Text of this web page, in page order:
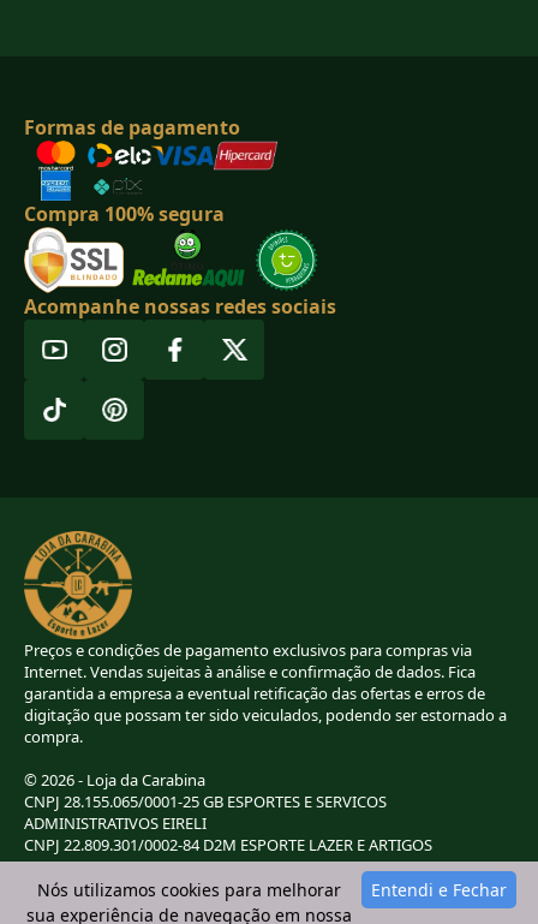
Formas de pagamento
Compra 100% segura
Acompanhe nossas redes sociais
Preços e condições de pagamento exclusivos para compras via
Internet. Vendas sujeitas à análise e confirmação de dados. Fica
garantida a empresa a eventual retificação das ofertas e erros de
digitação que possam ter sido veiculados, podendo ser estornado a
compra.
© 2026 - Loja da Carabina
CNPJ 28.155.065/0001-25 GB ESPORTES E SERVICOS
ADMINISTRATIVOS EIRELI
CNPJ 22.809.301/0002-84 D2M ESPORTE LAZER E ARTIGOS
ESPORTIVOS EIRELI
CNPJ 38.283.264/0001-72 LC ESPORTES E LAZER LTDA
CNPJ 42.084.009/0001-78 2G E B ESPORTE E LAZER LTDA
Entendi e Fechar
Nós utilizamos cookies para melhorar
sua experiência de navegação em nossa